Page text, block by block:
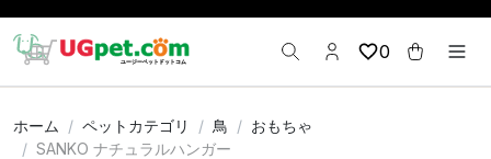
0
ホーム ペットカテゴリ 鳥
おもちゃ
SANKO ナチュラルハンガー